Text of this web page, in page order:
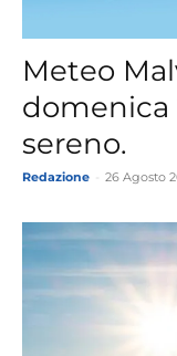
Meteo
domenica
sereno.
Redazione 26 Agosto